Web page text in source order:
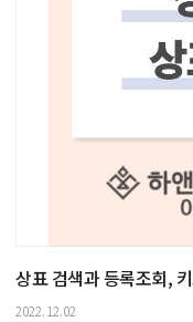
상표 검색과 등록조회,
2022.12.02